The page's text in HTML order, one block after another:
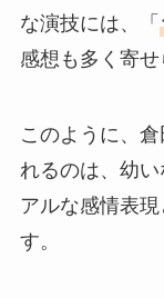
な演技には、「
感想も多く寄せ
このように、
れるのは、幼
アルな感情表
す。